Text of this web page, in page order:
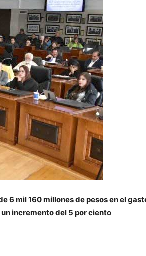
6 mil 160 millones de pesos en el
incremento del 5 por ciento